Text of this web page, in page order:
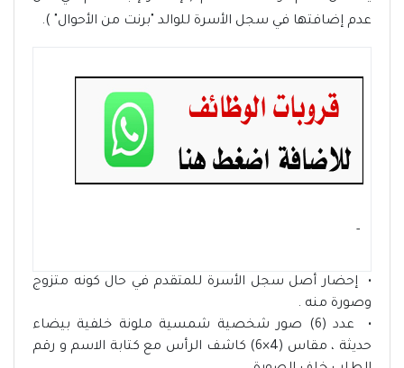
عدم إضافتها في سجل الأسرة للوالد "برنت من الأحوال" ).
- ‏
• إحضار أصل سجل الأسرة للمتقدم في حال كونه متزوج
وصورة منه .
• عدد (6) صور شخصية شمسية ملونة خلفية بيضاء
حديثة ، مقاس (4×6) كاشف الرأس مع كتابة الاسم و رقم